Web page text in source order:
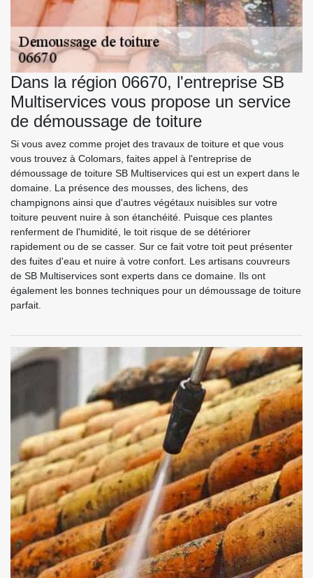
Dans la région 06670, l'entreprise SB
Multiservices vous propose un service
de démoussage de toiture
Si vous avez comme projet des travaux de toiture et que vous
vous trouvez à Colomars, faites appel à l'entreprise de
démoussage de toiture SB Multiservices qui est un expert dans le
domaine. La présence des mousses, des lichens, des
champignons ainsi que d'autres végétaux nuisibles sur votre
toiture peuvent nuire à son étanchéité. Puisque ces plantes
renferment de l'humidité, le toit risque de se détériorer
rapidement ou de se casser. Sur ce fait votre toit peut présenter
des fuites d'eau et nuire à votre confort. Les artisans couvreurs
de SB Multiservices sont experts dans ce domaine. Ils ont
également les bonnes techniques pour un démoussage de toiture
parfait.